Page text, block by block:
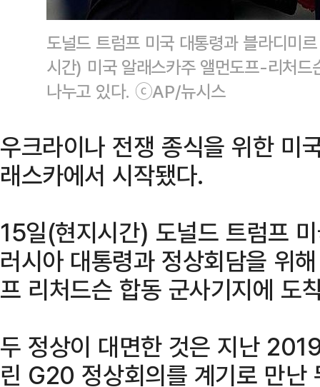
도널드 트럼프 미국 대통령과 블라디미
시간) 미국 알래스카주 앨먼도프-리처드
나누고 있다. ⓒAP/뉴시스
우크라이나 전쟁 종식을 위한 미
래스카에서 시작됐다.
15일(현지시간) 도널드 트럼프
러시아 대통령과 정상회담을 위
프 리처드슨 합동 군사기지에 도
두 정상이 대면한 것은 지난
린 G20 정상회의를 계기로 만